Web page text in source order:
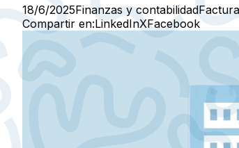
18/6/2025Finanzas y contabilidad
Compartir en:LinkedInXFacebook